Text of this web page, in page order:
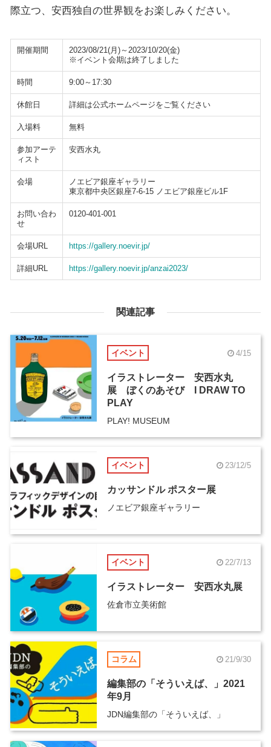
際立つ、安西独自の世界観をお楽しみください。
開催期間
2023/08/21(月)～2023/10/20(金)
※イベント会期は終了しました
時間 9:00～17:30
休館日 詳細は公式ホームページをご覧ください
入場料 無料
参加アーテ
ィスト
安西水丸
会場
ノエビア銀座ギャラリー
東京都中央区銀座7-6-15 ノエビア銀座ビル1F
お問い合わ
せ
0120-401-001
会場URL https://gallery.noevir.jp/
詳細URL https://gallery.noevir.jp/anzai2023/
関連記事
イベント 4/15
イラストレーター 安西水丸
展 ぼくのあそび I DRAW TO
PLAY
PLAY! MUSEUM
イベント 23/12/5
カッサンドル ポスター展
ノエビア銀座ギャラリー
イベント 22/7/13
イラストレーター 安西水丸展
佐倉市立美術館
コラム 21/9/30
編集部の「そういえば、」2021
年9月
JDN編集部の「そういえば、」